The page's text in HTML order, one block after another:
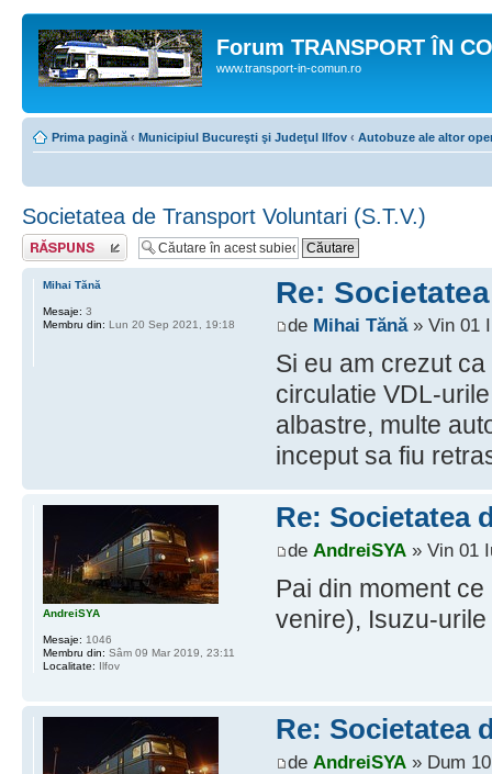
Forum TRANSPORT ÎN
www.transport-in-comun.ro
Prima pagină ‹ Municipiul Bucureşti şi Judeţul Ilfov ‹ Autobuze ale altor
Societatea de Transport Voluntari (S.T.V.)
Răspunde
Re:
de Mihai Tănă» Vin 01
Si eu am crezut
circulatie VDL-
albastre, multe
inceput sa fiu
Mihai Tănă
Mesaje: 3
Membru din: Lun 20 Sep 2021, 19:18
Re: Societatea
de AndreiSYA» Vin 01
Pai din moment
venire), Isuzu-
AndreiSYA
Mesaje: 1046
Membru din: Sâm 09 Mar 2019, 23:11
Localitate: Ilfov
Re: Societatea
de AndreiSYA» Dum